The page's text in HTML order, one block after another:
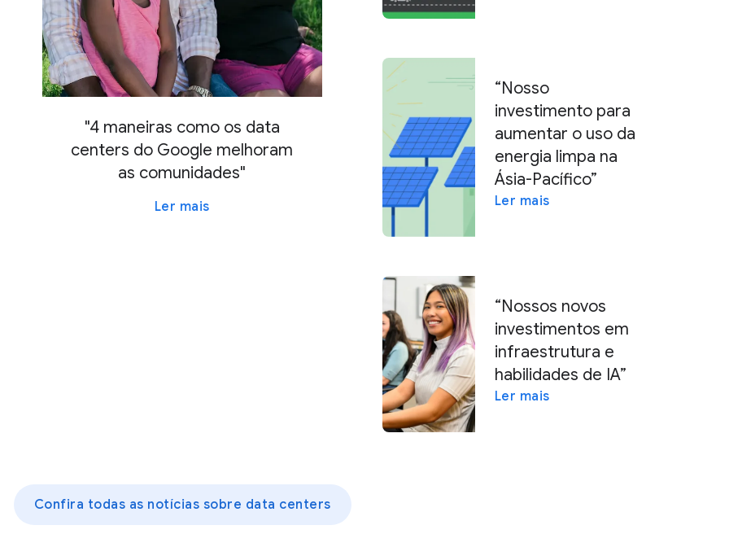
"4 maneiras como os data
centers do Google melhoram
as comunidades"
Ler mais
“Nosso
investimento para
aumentar o uso da
energia limpa na
Ásia-Pacífico”
Ler mais
“Nossos novos
investimentos em
infraestrutura e
habilidades de IA”
Ler mais
Confira todas as notícias sobre data centers